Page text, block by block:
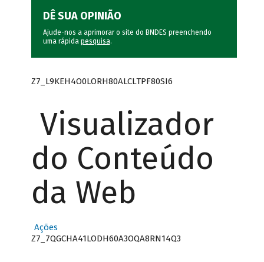
DÊ SUA OPINIÃO
Ajude-nos a aprimorar o site do BNDES preenchendo
uma rápida pesquisa.
Z7_L9KEH4O0LORH80ALCLTPF80SI6
Visualizador
do Conteúdo
da Web
Ações
Z7_7QGCHA41LODH60A3OQA8RN14Q3